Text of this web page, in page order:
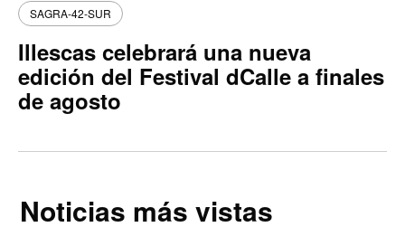
SAGRA-42-SUR
Illescas celebrará una nueva
edición del Festival dCalle a finales
de agosto
Noticias más vistas